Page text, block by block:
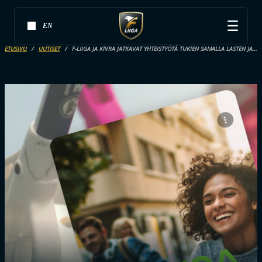
EN
ETUSIVU UUTISET F-LIIGA JA KIVRA JATKAVAT YHTEISTYÖTÄ TUKIEN SAMALLA LASTEN JA NUORTEN LIIKKUMISTA